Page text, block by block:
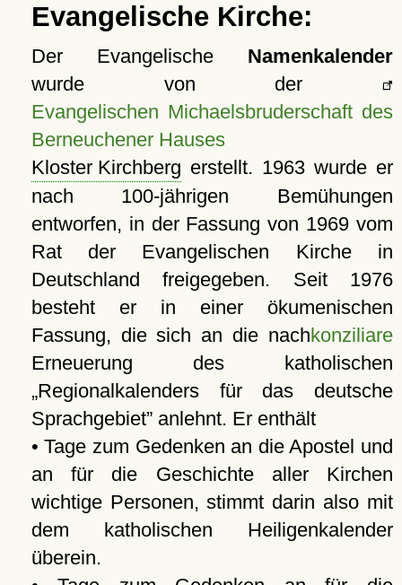
Evangelische Kirche:
Der Evangelische Namenkalender
wurde von der
Evangelischen Michaelsbruderschaft des
Berneuchener Hauses
Kloster Kirchberg erstellt. 1963 wurde er
nach 100-jährigen Bemühungen
entworfen, in der Fassung von 1969 vom
Rat der Evangelischen Kirche in
Deutschland freigegeben. Seit 1976
besteht er in einer ökumenischen
Fassung, die sich an die nachkonziliare
Erneuerung des katholischen
Regionalkalenders für das deutsche
Sprachgebiet anlehnt. Er enthält
• Tage zum Gedenken an die Apostel und
an für die Geschichte aller Kirchen
wichtige Personen, stimmt darin also mit
dem katholischen Heiligenkalender
überein.